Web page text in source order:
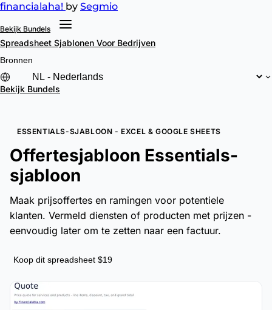
financialaha! by Segmio
Bekijk Bundels
Spreadsheet Sjablonen Voor Bedrijven
Bronnen
Bekijk Bundels
ESSENTIALS-SJABLOON - EXCEL & GOOGLE SHEETS
Offertesjabloon Essentials-
sjabloon
Maak prijsoffertes en ramingen voor potentiele
klanten. Vermeld diensten of producten met prijzen -
eenvoudig later om te zetten naar een factuur.
Koop dit spreadsheet $19